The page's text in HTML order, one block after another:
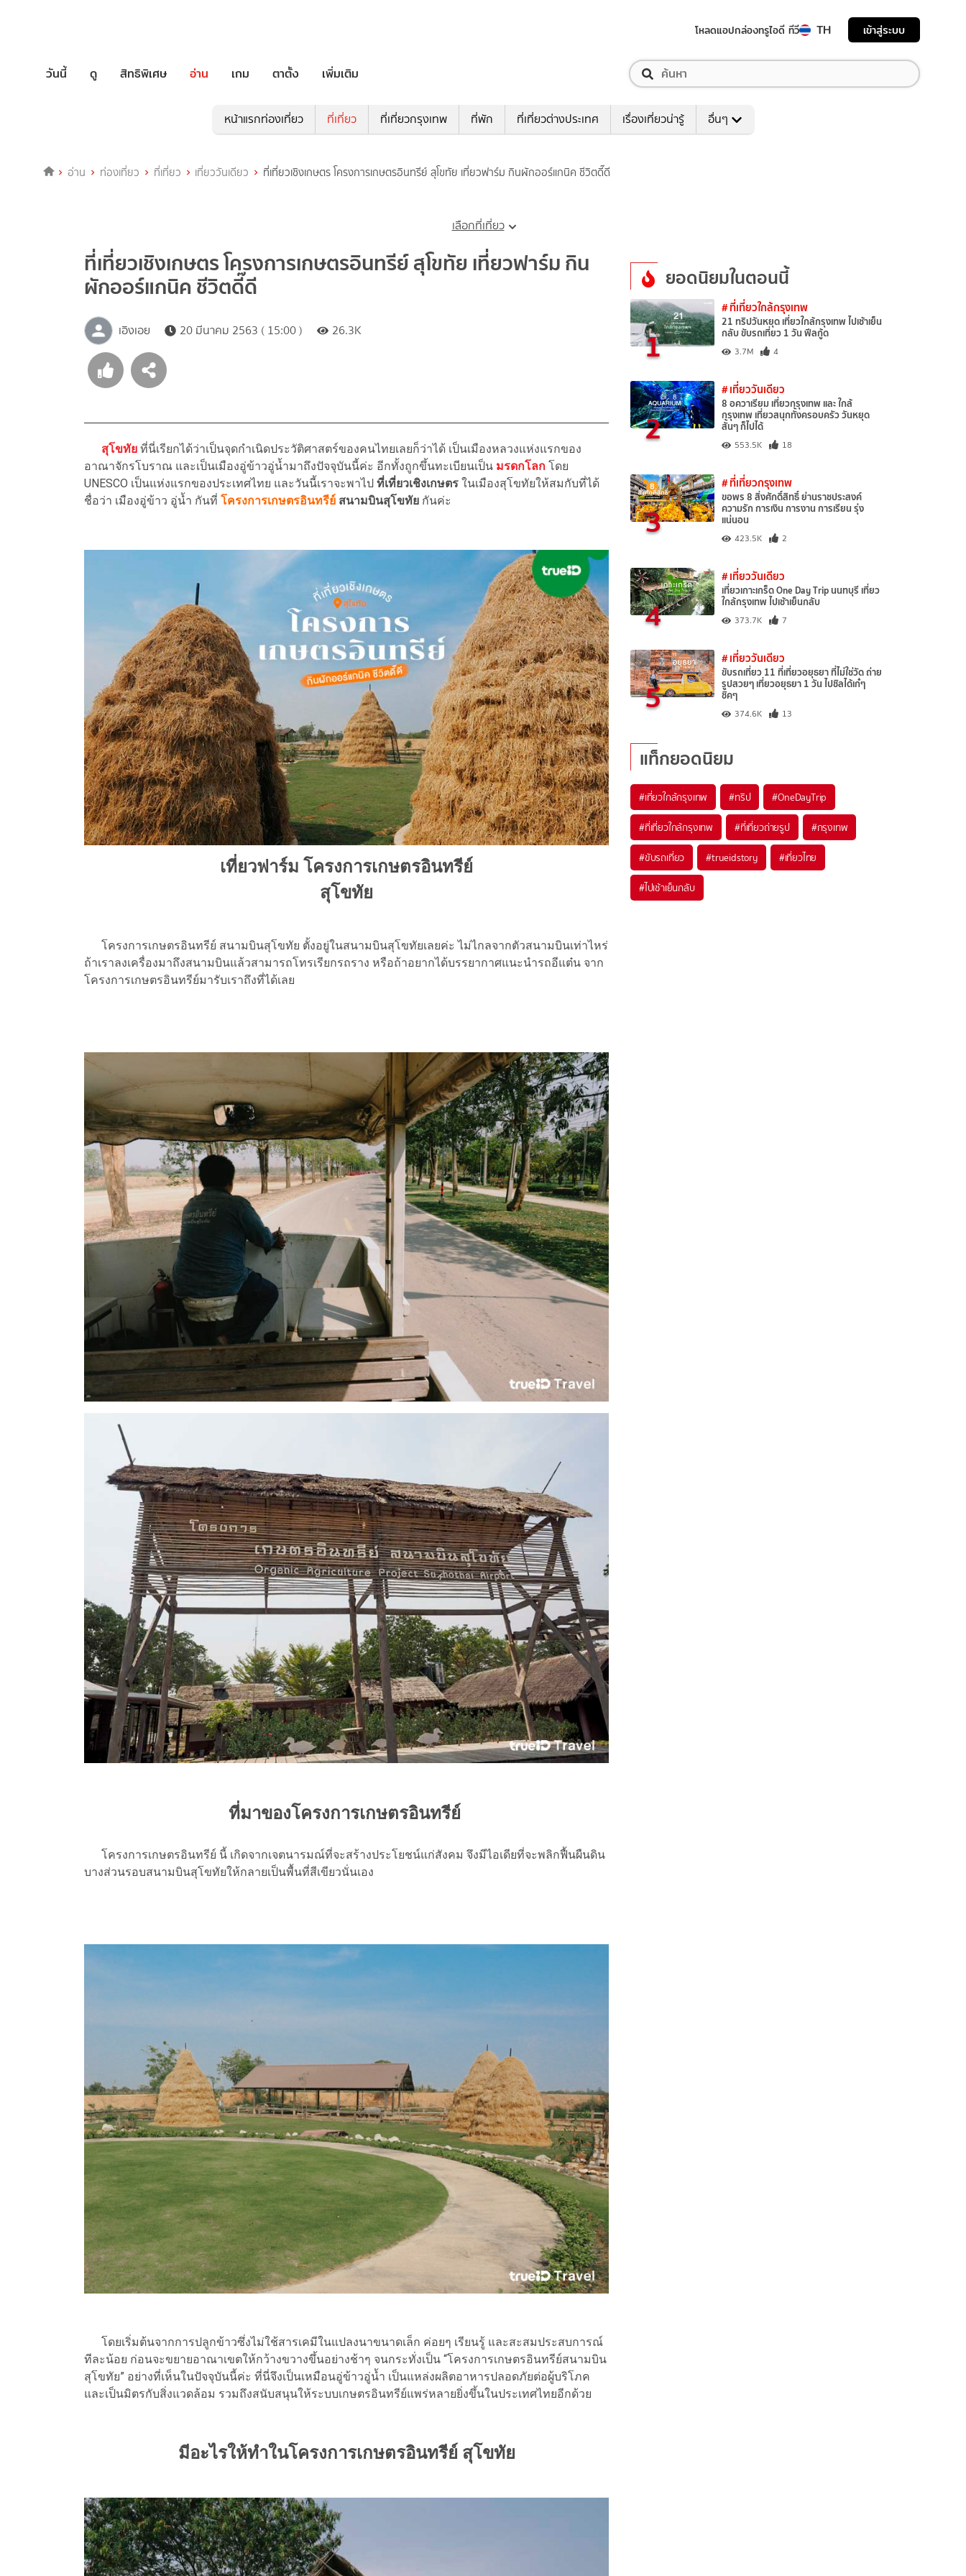
โหลดแอปกล่องทรูไอดี ทีวี TH เข้าสู่ระบบ
วันนี้ ดู สิทธิพิเศษ อ่าน เกม ตาตั้ง เพิ่มเติม
หน้าแรกท่องเที่ยว ที่เที่ยว ที่เที่ยวกรุงเทพ ที่พัก ที่เที่ยวต่างประเทศ เรื่องเที่ยวน่ารู้ อื่นๆ
อ่าน ท่องเที่ยว ที่เที่ยว เที่ยววันเดียว ที่เที่ยวเชิงเกษตร โครงการเกษตรอินทรีย์ สุโขทัย เที่ยวฟาร์ม กินผักออร์แกนิค ชีวิตดี๊ดี
เลือกที่เที่ยว
ที่เที่ยวเชิงเกษตร โครงการเกษตรอินทรีย์ สุโขทัย เที่ยวฟาร์ม กิน
ผักออร์แกนิค ชีวิตดี๊ดี
เอิงเอย 20 มีนาคม 2563 ( 15:00 ) 26.3K
สุโขทัย ที่นี่เรียกได้ว่าเป็นจุดกำเนิดประวัติศาสตร์ของคนไทยเลยก็ว่าได้ เป็นเมืองหลวงแห่งแรกของ
อาณาจักรโบราณ และเป็นเมืองอู่ข้าวอู่น้ำมาถึงปัจจุบันนี้ค่ะ อีกทั้งถูกขึ้นทะเบียนเป็น มรดกโลก โดย
UNESCO เป็นแห่งแรกของประเทศไทย และวันนี้เราจะพาไป ที่เที่ยวเชิงเกษตร ในเมืองสุโขทัยให้สมกับที่ได้
ชื่อว่า เมืองอู่ข้าว อู่น้ำ กันที่ โครงการเกษตรอินทรีย์ สนามบินสุโขทัย กันค่ะ
เที่ยวฟาร์ม โครงการเกษตรอินทรีย์
สุโขทัย
โครงการเกษตรอินทรีย์ สนามบินสุโขทัย ตั้งอยู่ในสนามบินสุโขทัยเลยค่ะ ไม่ไกลจากตัวสนามบินเท่าไหร่
ถ้าเราลงเครื่องมาถึงสนามบินแล้วสามารถโทรเรียกรถราง หรือถ้าอยากได้บรรยากาศแนะนำรถอีแต๋น จาก
โครงการเกษตรอินทรีย์มารับเราถึงที่ได้เลย
ที่มาของโครงการเกษตรอินทรีย์
โครงการเกษตรอินทรีย์ นี้ เกิดจากเจตนารมณ์ที่จะสร้างประโยชน์แก่สังคม จึงมีไอเดียที่จะพลิกฟื้นผืนดิน
บางส่วนรอบสนามบินสุโขทัยให้กลายเป็นพื้นที่สีเขียวนั่นเอง
โดยเริ่มต้นจากการปลูกข้าวซึ่งไม่ใช้สารเคมีในแปลงนาขนาดเล็ก ค่อยๆ เรียนรู้ และสะสมประสบการณ์
ทีละน้อย ก่อนจะขยายอาณาเขตให้กว้างขวางขึ้นอย่างช้าๆ จนกระทั่งเป็น “โครงการเกษตรอินทรีย์สนามบิน
สุโขทัย” อย่างที่เห็นในปัจจุบันนี้ค่ะ ที่นี่จึงเป็นเหมือนอู่ข้าวอู่น้ำ เป็นแหล่งผลิตอาหารปลอดภัยต่อผู้บริโภค
และเป็นมิตรกับสิ่งแวดล้อม รวมถึงสนับสนุนให้ระบบเกษตรอินทรีย์แพร่หลายยิ่งขึ้นในประเทศไทยอีกด้วย
มีอะไรให้ทำในโครงการเกษตรอินทรีย์ สุโขทัย
ยอดนิยมในตอนนี้
1
# ที่เที่ยวใกล้กรุงเทพ
21 ทริปวันหยุด เที่ยวใกล้กรุงเทพ ไปเช้าเย็น
กลับ ขับรถเที่ยว 1 วัน ฟีลกู้ด
3.7M 4
2
# เที่ยววันเดียว
8 อควาเรียม เที่ยวกรุงเทพ และ ใกล้
กรุงเทพ เที่ยวสนุกทั้งครอบครัว วันหยุด
สั้นๆ ก็ไปได้
553.5K 18
3
# ที่เที่ยวกรุงเทพ
ขอพร 8 สิ่งศักดิ์สิทธิ์ ย่านราชประสงค์
ความรัก การเงิน การงาน การเรียน รุ่ง
แน่นอน
423.5K 2
4
# เที่ยววันเดียว
เที่ยวเกาะเกร็ด One Day Trip นนทบุรี เที่ยว
ใกล้กรุงเทพ ไปเช้าเย็นกลับ
373.7K 7
5
# เที่ยววันเดียว
ขับรถเที่ยว 11 ที่เที่ยวอยุธยา ที่ไม่ใช่วัด ถ่าย
รูปสวยๆ เที่ยวอยุธยา 1 วัน ไปชิลได้เก๋ๆ
ชิคๆ
374.6K 13
แท็กยอดนิยม
#เที่ยวใกล้กรุงเทพ #ทริป #OneDayTrip
#ที่เที่ยวใกล้กรุงเทพ #ที่เที่ยวถ่ายรูป #กรุงเทพ
#ขับรถเที่ยว #trueidstory #เที่ยวไทย
#ไปเช้าเย็นกลับ